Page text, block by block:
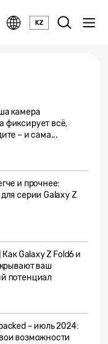
KZ
камера
фиксирует всё,
– и сама...
и прочнее:
серии Galaxy Z
Как Galaxy Z Fold6 и
ваш
потенциал
– июль 2024:
возможности